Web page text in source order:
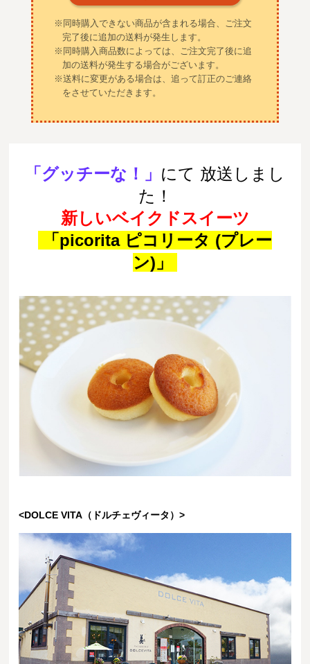
※同時購入できない商品が含まれる場合、ご注文
完了後に追加の送料が発生します。
※同時購入商品数によっては、ご注文完了後に追
加の送料が発生する場合がございます。
※送料に変更がある場合は、追って訂正のご連絡
をさせていただきます。
「グッチーな！ 」 にて 放送 しまし
た！
新しいベイクドスイーツ
「picorita ピコリータ (プレー
ン)」
<DOLCE VITA（ドルチェヴィータ）>